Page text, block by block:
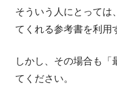
そういう人にとっては
てくれる参考書を利用
しかし、その場合も「
てください。